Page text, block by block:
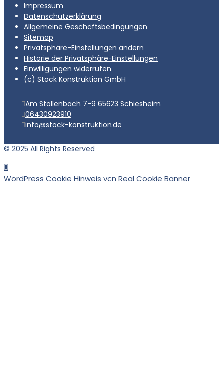
Impressum
Datenschutzerklärung
Allgemeine Geschäftsbedingungen
Sitemap
Privatsphäre-Einstellungen ändern
Historie der Privatsphäre-Einstellungen
Einwilligungen widerrufen
(c) Stock Konstruktion GmbH
Am Stollenbach 7-9 65623 Schiesheim
06430923910
info@stock-konstruktion.de
© 2025 All Rights Reserved
WordPress Cookie Hinweis von Real Cookie Banner